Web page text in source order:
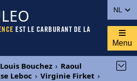
NL
EST LE CARBURANT DE LA
Menu
Bouchez › Raoul
Leboc › Virginie Firket ›